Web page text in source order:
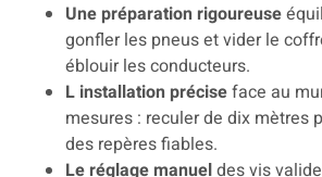
Une préparation rigoureuse
gonfler les pneus et vider le
éblouir les conducteurs.
L installation préciseface au
mesures : reculer de dix mètres
des repères fiables.
Le réglage manueldes vis